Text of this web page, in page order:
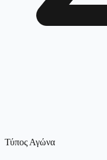
Τύπος Αγώνα